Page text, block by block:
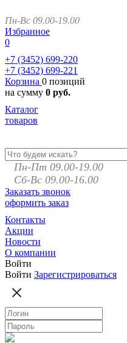
Пн-Вс 09.00-19.00
Избранное
0
+7 (3452) 699-220
+7 (3452) 699-221
Корзина 0 позиций
на сумму 0 руб.
Каталог
товаров
Пн-Пт 09.00-19.00
Сб-Вс 09.00-16.00
Заказать звонок
оформить заказ
Контакты
Акции
Новости
О компании
Войти
Войти Зарегистрироваться